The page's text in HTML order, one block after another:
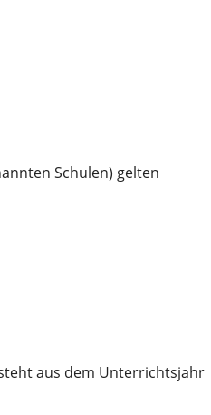
Schulen) gelten
aus dem Unterrichtsjahr